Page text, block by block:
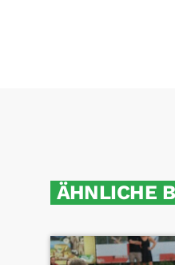
ÄHNLICHE